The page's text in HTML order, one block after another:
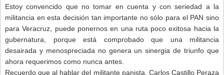
Estoy convencido que no tomar en cuenta y con seriedad a la
militancia en esta decisión tan importante no sólo para el PAN sino
para Veracruz, puede ponernos en una ruta poco exitosa hacia la
gubernatura, porque está comprobado que una militancia
desairada y menospreciada no genera un sinergia de triunfo que
ahora requerimos como nunca antes.
Recuerdo que al hablar del militante panista, Carlos Castillo Peraza